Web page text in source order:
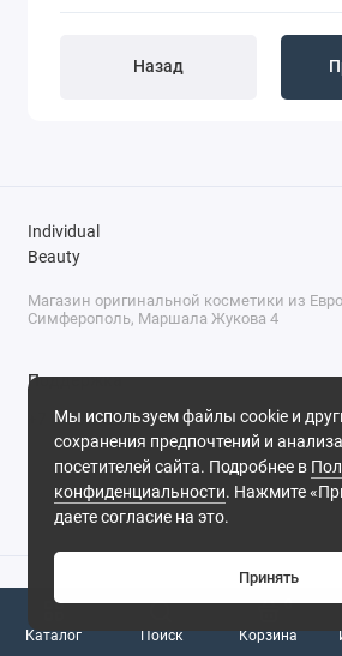
Каталог Поиск Корзина
0
Назад
Мы используем файлы cookie и
сохранения предпочтений и
посетителей сайта. Подробнее в
конфиденциальности. Нажмите
даете согласие на это.
Принять
Individual
Beauty
Магазин оригинальной косметики из
Симферополь, Маршала Жукова 4
Поддержка
+7 (978) 586-46-46
ПН-ПТ: 9:00 - 18:00
Суббота: 9:00 - 17:00
Воскресенье: выходной
Симферополь, ул. Маршала Жукова, 4